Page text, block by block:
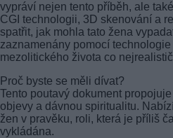
vypráví nejen tento příběh, ale
CGI technologii, 3D skenování a
spatřit, jak mohla tato žena
zaznamenány pomocí
mezolitického života co
Proč byste se měli dívat?
Tento poutavý dokument
objevy a dávnou spiritualitu.
žen v pravěku, roli, která je příliš
vykládána.